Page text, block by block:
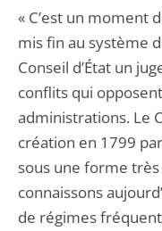
« C’est un moment
mis fin au système
Conseil d’État un
conflits qui
administrations. Le
création en 1799
sous une forme
connaissons
de régimes